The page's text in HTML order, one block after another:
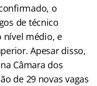
o
de técnico
nível médio, e
Apesar disso,
Câmara dos
de 29 novas vagas